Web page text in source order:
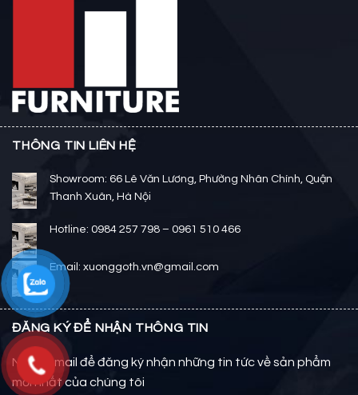
THÔNG TIN LIÊN HỆ
Showroom: 66 Lê Văn Lương, Phường Nhân Chính, Quận
Thanh Xuân, Hà Nội
Hotline: 0984 257 798 – 0961 510 466
Email: xuonggoth.vn@gmail.com
ĐĂNG KÝ ĐỂ NHẬN THÔNG TIN
Nhập email để đăng ký nhận những tin tức về sản phẩm
mới nhất của chúng tôi